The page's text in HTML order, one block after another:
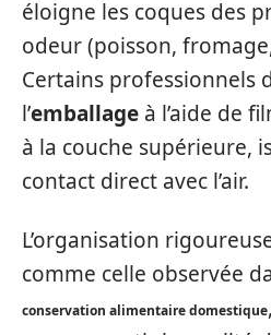
éloigne les coques des
odeur (poisson,
Certains professionnels
l’emballage à l’aide de
à la couche supérieure,
contact direct avec l’air.
L’organisation
comme celle observée
conservation alimentaire domestique